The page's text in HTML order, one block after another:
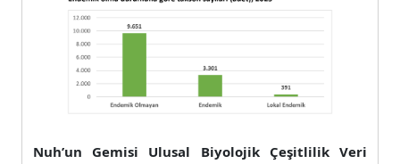
Nuh’un Gemisi Ulusal Biyolojik Çeşitlilik Veri